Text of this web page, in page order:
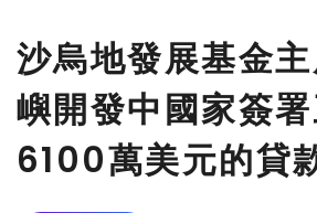
沙烏地發展基金
嶼開發中國家簽
6100萬美元的貸